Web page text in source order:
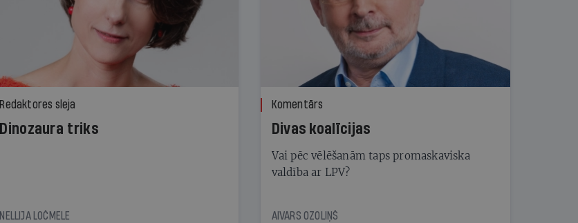
Redaktores sleja
Dinozaura triks
NELLIJA LOČMELE
Komentārs
Divas koalīcijas
Vai pēc vēlēšanām taps promaskaviska
valdība ar LPV?
AIVARS OZOLIŅŠ